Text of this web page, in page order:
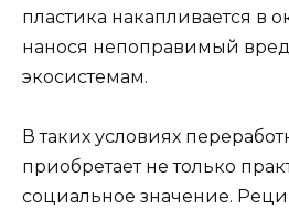
пластика накапливается в
нанося непоправимый
экосистемам.
В таких условиях
приобретает не только
социальное значение.